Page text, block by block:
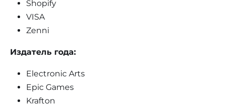
Shopify
VISA
Zenni
Издатель года:
Electronic Arts
Epic Games
Krafton